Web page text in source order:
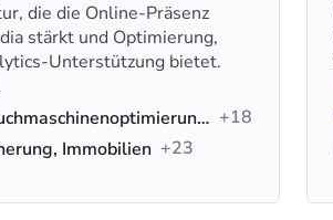
die die Online-Präsenz
stärkt und Optimierung,
Unterstützung bietet.
Werbung, KI-SEO, Suchmaschinenoptimierung (SEO) +18
Immobilien +23